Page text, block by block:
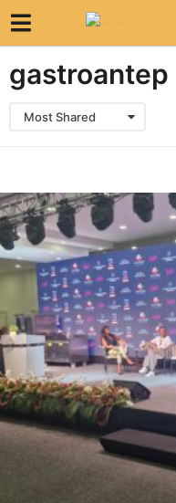
gastroantep
Most Shared